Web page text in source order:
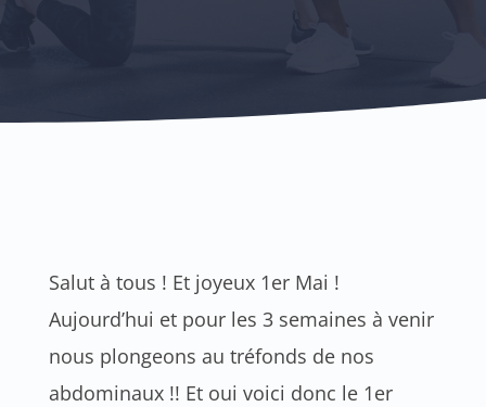
Salut à tous ! Et joyeux 1er Mai !
Aujourd’hui et pour les 3 semaines à venir
nous plongeons au tréfonds de nos
abdominaux !! Et oui voici donc le 1er